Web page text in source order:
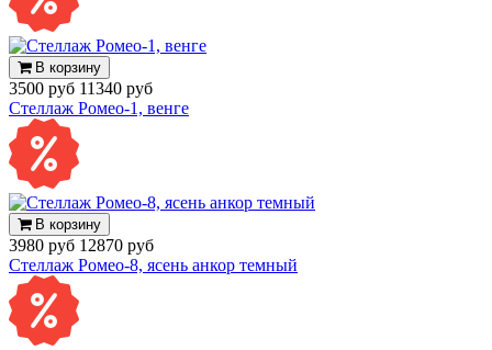
В корзину
3500 руб 11340 руб
Стеллаж Ромео-1, венге
В корзину
3980 руб 12870 руб
Стеллаж Ромео-8, ясень анкор темный